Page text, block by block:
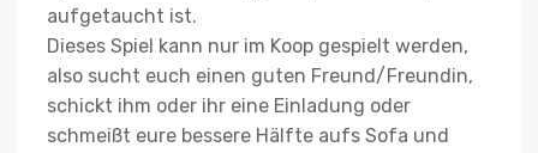
aufgetaucht ist.
Dieses Spiel kann nur im Koop gespielt werden,
also sucht euch einen guten Freund/Freundin,
schickt ihm oder ihr eine Einladung oder
schmeißt eure bessere Hälfte aufs Sofa und